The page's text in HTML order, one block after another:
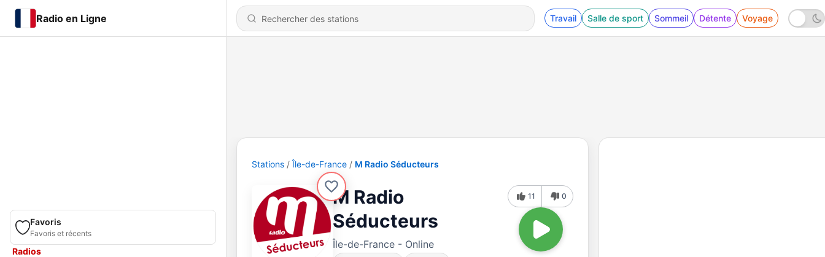
Radio en Ligne Travail Salle de sport Sommeil Détente Voyage
Favoris
Favoris et récents
Radios
Stations Île-de-France M Radio Séducteurs
M Radio
Séducteurs
Île-de-France - Online
11 0